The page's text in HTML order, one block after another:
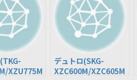
XZU775M
デュトロ(SKG-
XZC600M/XZC605M